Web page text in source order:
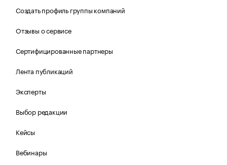
Создать профиль группы компаний
Отзывы о сервисе
Сертифицированные партнеры
Лента публикаций
Эксперты
Выбор редакции
Кейсы
Вебинары